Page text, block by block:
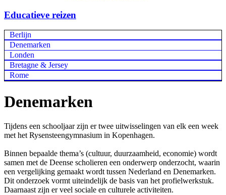
Educatieve reizen
Berlijn
Denemarken
Londen
Bretagne & Jersey
Rome
Denemarken
Tijdens een schooljaar zijn er twee uitwisselingen van elk een week
met het Rysensteengymnasium in Kopenhagen.
Binnen bepaalde thema’s (cultuur, duurzaamheid, economie) wordt
samen met de Deense scholieren een onderwerp onderzocht, waarin
een vergelijking gemaakt wordt tussen Nederland en Denemarken.
Dit onderzoek vormt uiteindelijk de basis van het profielwerkstuk.
Daarnaast zijn er veel sociale en culturele activiteiten.